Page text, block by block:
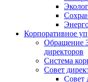
Корпоративное
Обращение
директоров
Система
Совет
Совет